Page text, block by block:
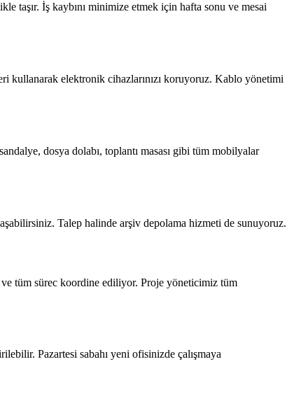
taşır. İş kaybını minimize etmek için hafta sonu ve mesai
kullanarak elektronik cihazlarınızı koruyoruz. Kablo yönetimi
dosya dolabı, toplantı masası gibi tüm mobilyalar
Talep halinde arşiv depolama hizmeti de sunuyoruz.
tüm sürec koordine ediliyor. Proje yöneticimiz tüm
Pazartesi sabahı yeni ofisinizde çalışmaya